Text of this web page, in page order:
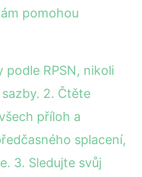
pomohou
podle RPSN, nikoli
2. Čtěte
příloh a
splacení,
3. Sledujte svůj